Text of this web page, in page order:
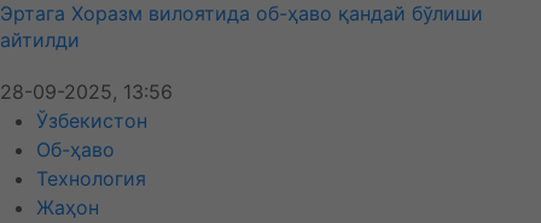
Эртага Хоразм вилоятида об-ҳаво қандай бўлиши
айтилди
28-09-2025, 13:56
Ўзбекистон
Об-ҳаво
Технология
Жаҳон